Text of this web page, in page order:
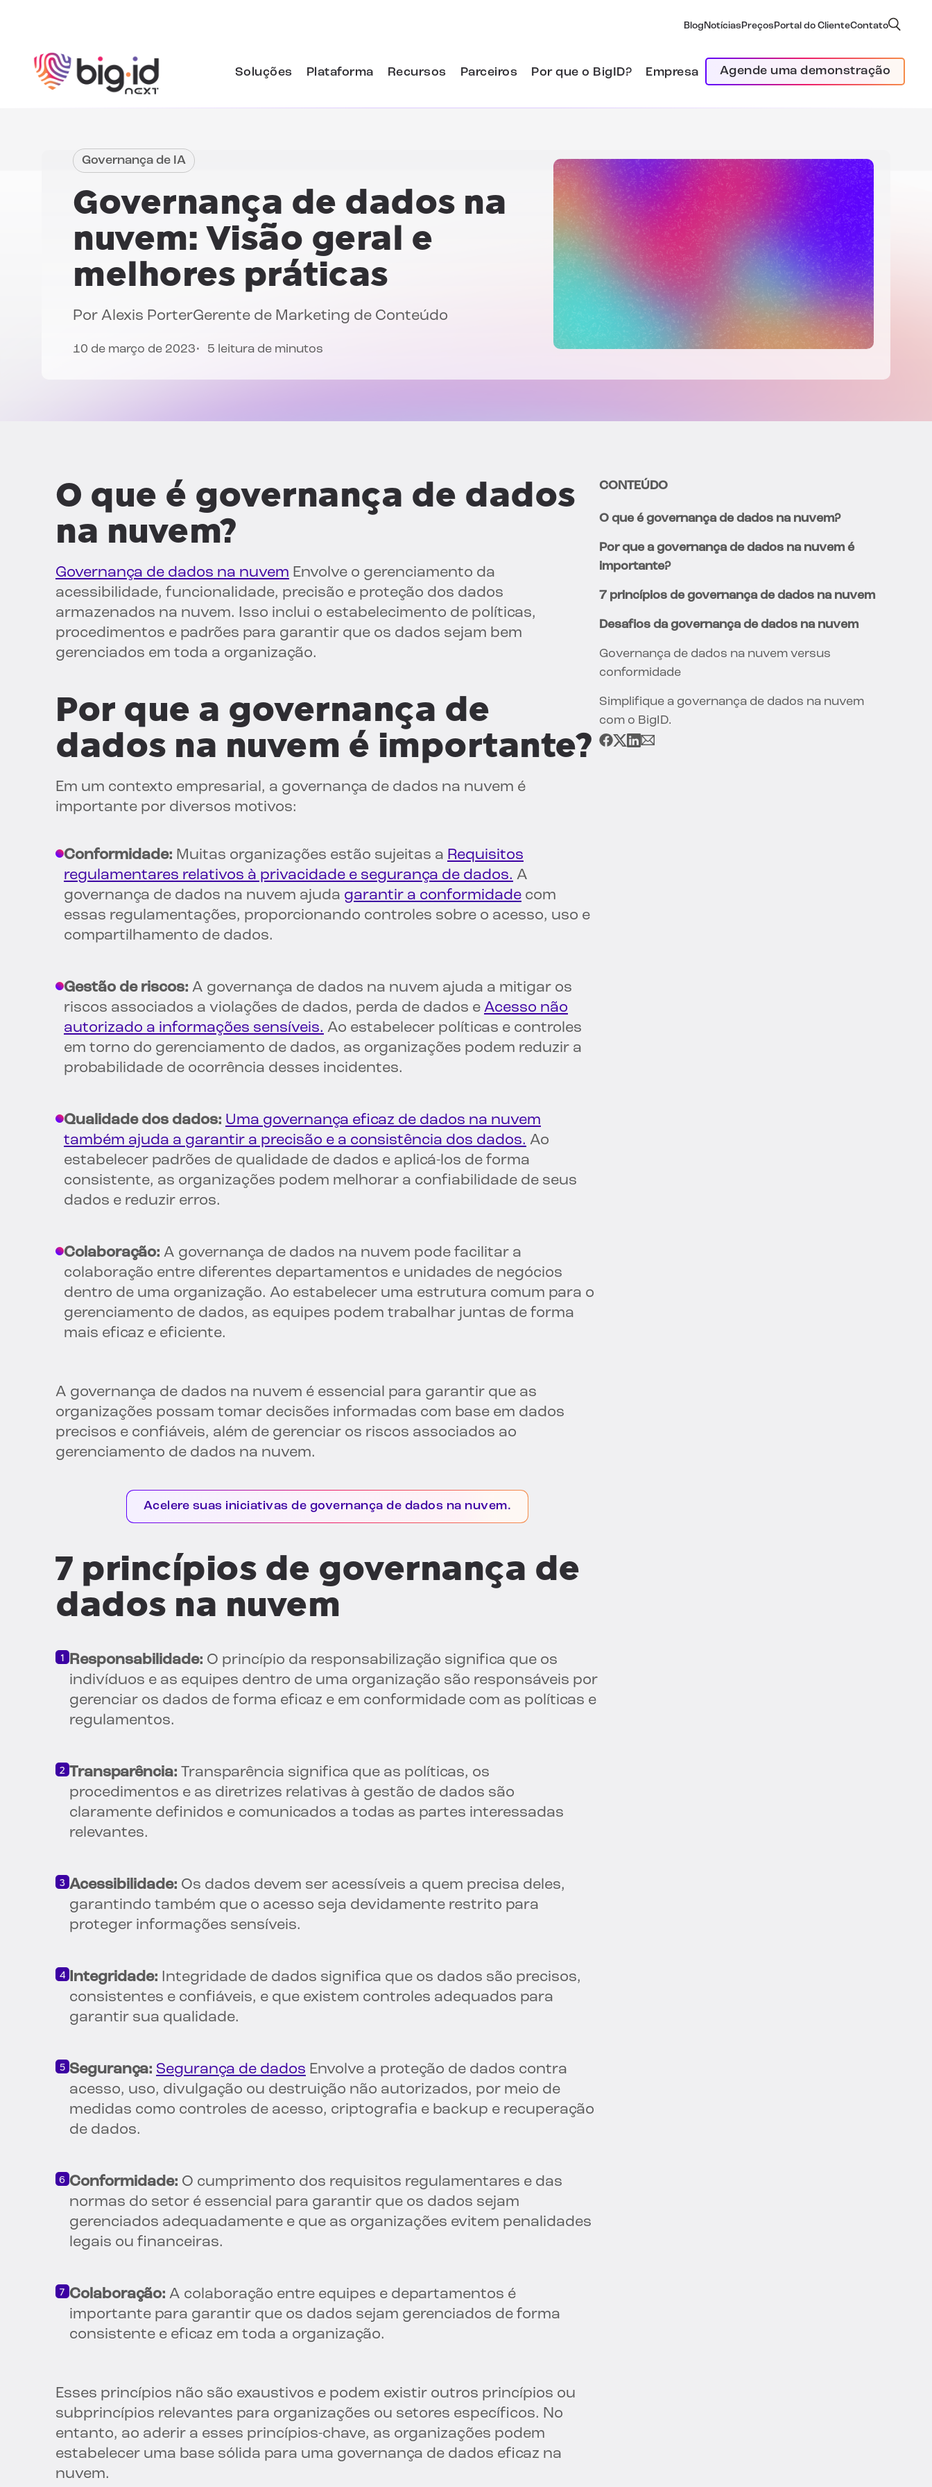
Blog Notícias Preços Portal do ClienteContato
Soluções Plataforma Recursos Parceiros Por que o BigID? Empresa Agende uma demonstração
Governança de IA
Governança de dados na
nuvem: Visão geral e
melhores práticas
Por Alexis PorterGerente de Marketing de Conteúdo
10 de março de 2023 5 leitura de minutos
O que é governança de dados
na nuvem?
Governança de dados na nuvem Envolve o gerenciamento da
acessibilidade, funcionalidade, precisão e proteção dos dados
armazenados na nuvem. Isso inclui o estabelecimento de políticas,
procedimentos e padrões para garantir que os dados sejam bem
gerenciados em toda a organização.
Por que a governança de
dados na nuvem é importante?
Em um contexto empresarial, a governança de dados na nuvem é
importante por diversos motivos:
Conformidade: Muitas organizações estão sujeitas a Requisitos
regulamentares relativos à privacidade e segurança de dados. A
governança de dados na nuvem ajuda garantir a conformidade com
essas regulamentações, proporcionando controles sobre o acesso, uso e
compartilhamento de dados.
Gestão de riscos: A governança de dados na nuvem ajuda a mitigar os
riscos associados a violações de dados, perda de dados e Acesso não
autorizado a informações sensíveis. Ao estabelecer políticas e controles
em torno do gerenciamento de dados, as organizações podem reduzir a
probabilidade de ocorrência desses incidentes.
Qualidade dos dados: Uma governança eficaz de dados na nuvem
também ajuda a garantir a precisão e a consistência dos dados. Ao
estabelecer padrões de qualidade de dados e aplicá-los de forma
consistente, as organizações podem melhorar a confiabilidade de seus
dados e reduzir erros.
Colaboração: A governança de dados na nuvem pode facilitar a
colaboração entre diferentes departamentos e unidades de negócios
dentro de uma organização. Ao estabelecer uma estrutura comum para o
gerenciamento de dados, as equipes podem trabalhar juntas de forma
mais eficaz e eficiente.
A governança de dados na nuvem é essencial para garantir que as
organizações possam tomar decisões informadas com base em dados
precisos e confiáveis, além de gerenciar os riscos associados ao
gerenciamento de dados na nuvem.
Acelere suas iniciativas de governança de dados na nuvem.
7 princípios de governança de
dados na nuvem
Responsabilidade: O princípio da responsabilização significa que os
indivíduos e as equipes dentro de uma organização são responsáveis por
gerenciar os dados de forma eficaz e em conformidade com as políticas e
regulamentos.
Transparência: Transparência significa que as políticas, os
procedimentos e as diretrizes relativas à gestão de dados são
claramente definidos e comunicados a todas as partes interessadas
relevantes.
Acessibilidade: Os dados devem ser acessíveis a quem precisa deles,
garantindo também que o acesso seja devidamente restrito para
proteger informações sensíveis.
Integridade: Integridade de dados significa que os dados são precisos,
consistentes e confiáveis, e que existem controles adequados para
garantir sua qualidade.
Segurança: Segurança de dados Envolve a proteção de dados contra
acesso, uso, divulgação ou destruição não autorizados, por meio de
medidas como controles de acesso, criptografia e backup e recuperação
de dados.
Conformidade: O cumprimento dos requisitos regulamentares e das
normas do setor é essencial para garantir que os dados sejam
gerenciados adequadamente e que as organizações evitem penalidades
legais ou financeiras.
Colaboração: A colaboração entre equipes e departamentos é
importante para garantir que os dados sejam gerenciados de forma
consistente e eficaz em toda a organização.
Esses princípios não são exaustivos e podem existir outros princípios ou
subprincípios relevantes para organizações ou setores específicos. No
entanto, ao aderir a esses princípios-chave, as organizações podem
estabelecer uma base sólida para uma governança de dados eficaz na
nuvem.
CONTEÚDO
O que é governança de dados na nuvem?
Por que a governança de dados na nuvem é
importante?
7 princípios de governança de dados na nuvem
Desafios da governança de dados na nuvem
Governança de dados na nuvem versus
conformidade
Simplifique a governança de dados na nuvem
com o BigID.